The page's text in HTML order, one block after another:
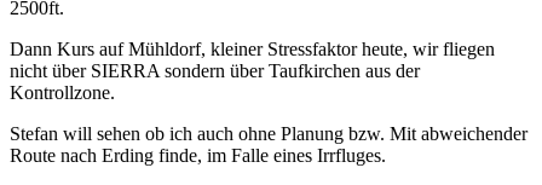
2500ft.
Dann Kurs auf Mühldorf, kleiner Stressfaktor heute, wir fliegen
nicht über SIERRA sondern über Taufkirchen aus der
Kontrollzone.
Stefan will sehen ob ich auch ohne Planung bzw. Mit abweichender
Route nach Erding finde, im Falle eines Irrfluges.